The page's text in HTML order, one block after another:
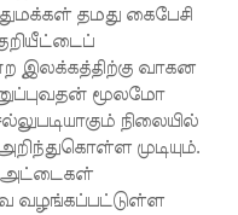
தமது கைபேசி
இலக்கத்திற்கு வாகன
மூலமோ
நிலையில்
முடியும்.
அட்டைகள்
வழங்கப்பட்டுள்ள